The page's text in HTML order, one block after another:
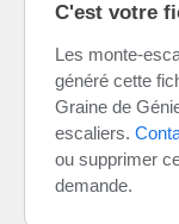
C'est votre
Les monte-
généré cette
Graine de
escaliers.
ou supprimer
demande.